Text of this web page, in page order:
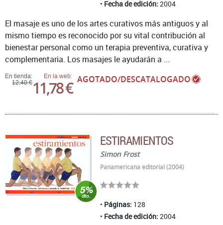
Fecha de edición: 2004
En tienda:
12,40 €
En la web:
11,78 € AGOTADO/DESCATALOGADO
El masaje es uno de los artes curativos más antiguos y al
mismo tiempo es reconocido por su vital contribución al
bienestar personal como un terapia preventiva, curativa y
complementaria. Los masajes le ayudarán a ...
ESTIRAMIENTOS
Simon Frost
Panamericana editorial (2004)
Páginas: 128
Fecha de edición: 2004